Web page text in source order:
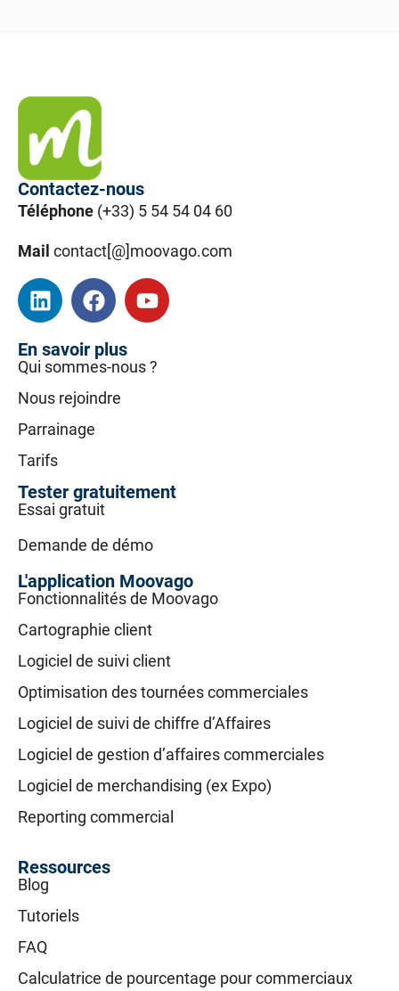
Contactez-nous
Téléphone (+33) 5 54 54 04 60
Mail contact[@]moovago.com
En savoir plus
Qui sommes-nous ?
Nous rejoindre
Parrainage
Tarifs
Tester gratuitement
Essai gratuit
Demande de démo
L'application Moovago
Fonctionnalités de Moovago
Cartographie client
Logiciel de suivi client
Optimisation des tournées commerciales
Logiciel de suivi de chiffre d’Affaires
Logiciel de gestion d’affaires commerciales
Logiciel de merchandising (ex Expo)
Reporting commercial
Ressources
Blog
Tutoriels
FAQ
Calculatrice de pourcentage pour commerciaux